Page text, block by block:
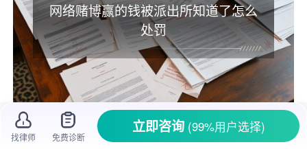
网络赌博赢的钱被派出所知道了怎么
处罚
网络赌博 在如今的生活中并不少见，很多人
找律师 免费诊断
立即咨询 (99%用户选择)